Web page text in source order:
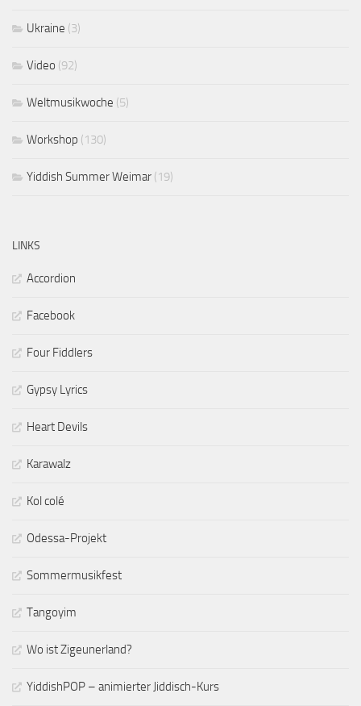
Ukraine (3)
Video (92)
Weltmusikwoche (5)
Workshop (130)
Yiddish Summer Weimar (19)
LINKS
Accordion
Facebook
Four Fiddlers
Gypsy Lyrics
Heart Devils
Karawalz
Kol colé
Odessa-Projekt
Sommermusikfest
Tangoyim
Wo ist Zigeunerland?
YiddishPOP – animierter Jiddisch-Kurs